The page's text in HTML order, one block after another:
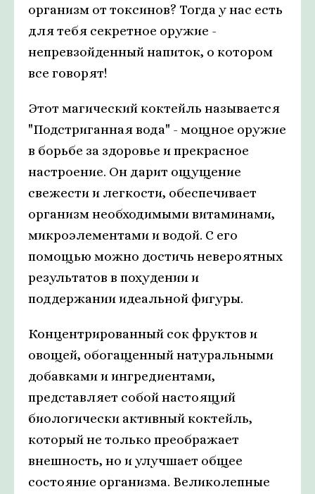
организм от токсинов? Тогда у нас есть
для тебя секретное оружие -
непревзойденный напиток, о котором
все говорят!
Этот магический коктейль называется
"Подстриганная вода" - мощное оружие
в борьбе за здоровье и прекрасное
настроение. Он дарит ощущение
свежести и легкости, обеспечивает
организм необходимыми витаминами,
микроэлементами и водой. С его
помощью можно достичь невероятных
результатов в похудении и
поддержании идеальной фигуры.
Концентрированный сок фруктов и
овощей, обогащенный натуральными
добавками и ингредиентами,
представляет собой настоящий
биологически активный коктейль,
который не только преображает
внешность, но и улучшает общее
состояние организма. Великолепные